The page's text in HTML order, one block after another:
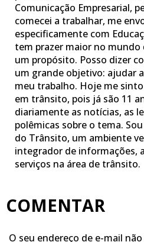
Comunicação Empresarial,
comecei a trabalhar, me
especificamente com
tem prazer maior no
um propósito. Posso dizer
um grande objetivo: ajudar
meu trabalho. Hoje me
em trânsito, pois já são 11
diariamente as notícias, as
polêmicas sobre o tema.
do Trânsito, um ambiente
integrador de informações,
serviços na área de trânsito.
COMENTAR
O seu endereço de e-mail